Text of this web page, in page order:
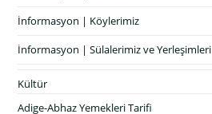
İnformasyon | Köylerimiz
İnformasyon | Sülalerimiz ve Yerleşimleri
Kültür
Adige-Abhaz Yemekleri Tarifi